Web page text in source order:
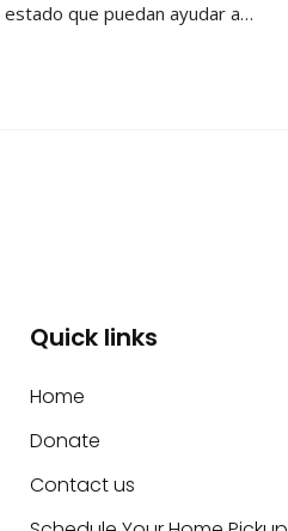
que puedan ayudar a…
Quick links
Home
Donate
Contact us